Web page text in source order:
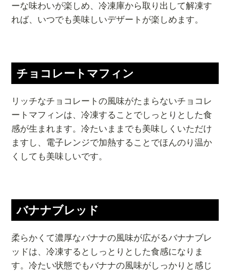
ーな味わいが楽しめ、冷凍庫から取り出して解凍す
れば、いつでも美味しいデザートが楽しめます。
チョコレートマフィン
リッチなチョコレートの風味がたまらないチョコレ
ートマフィンは、冷凍することでしっとりとした食
感が生まれます。冷たいままでも美味しくいただけ
ますし、電子レンジで加熱することでほんのり温か
くしても美味しいです。
バナナブレッド
柔らかくて濃厚なバナナの風味が広がるバナナブレ
ッドは、冷凍するとしっとりとした食感になりま
す。冷たい状態でもバナナの風味がしっかりと感じ